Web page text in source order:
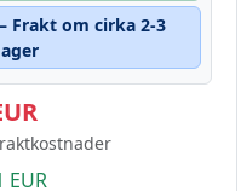
Frakt om cirka 2-3